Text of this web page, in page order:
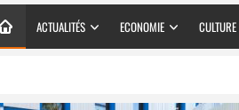
ACTUALITÉS ECONOMIE CULTURE